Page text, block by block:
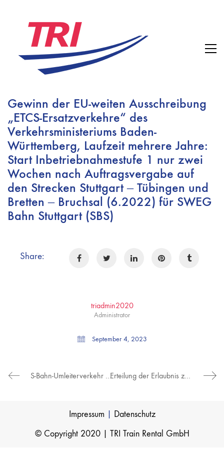
Gewinn der EU-weiten Ausschreibung
„ETCS-Ersatzverkehre“ des
Verkehrsministeriums Baden-
Württemberg, Laufzeit mehrere Jahre:
Start Inbetriebnahmestufe 1 nur zwei
Wochen nach Auftragsvergabe auf
den Strecken Stuttgart – Tübingen und
Bretten – Bruchsal (6.2022) für SWEG
Bahn Stuttgart (SBS)
Share:
triadmin2020
Administrator
September 4, 2023
S-Bahn-Umleiterverkehr auf der „Panoramabahn“ Stuttgart – Böblingen (7.- 9.2023 für DB S-Bahn Stuttgart (SBS)) Erteilung der Erlaubnis zur Arbeitnehmerüberlassung (05.2022)
Impressum
Datenschutz
© Copyright 2020 | TRI Train Rental GmbH